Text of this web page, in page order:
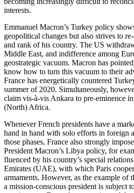
interests.
Emmanuel Macron’s Turkey policy
geopolitical changes but also strives to
and rank of his country. The US
Middle East, and indifference among
geo­strategic vacuum. Macron has
know how to turn this vacuum to their
France has energetically countered
summer of 2020. Simultaneously,
claim vis-à-vis Ankara to pre-eminence
(North) Africa.
Whenever French presidents have a
hand in hand with solo efforts in foreign
those phases, France also strongly
President Macron’s Libya policy, for
fluenced by his country’s special
Emirates (UAE), with which Paris
armaments. However, as the example of
a mission-conscious president is subject